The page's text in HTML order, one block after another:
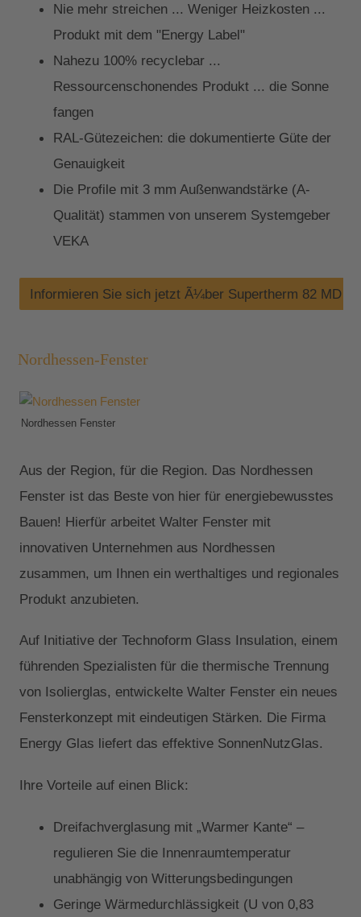
Nie mehr streichen ... Weniger Heizkosten ...
Produkt mit dem "Energy Label"
Nahezu 100% recyclebar ...
Ressourcenschonendes Produkt ... die Sonne
fangen
RAL-Gütezeichen: die dokumentierte Güte der
Genauigkeit
Die Profile mit 3 mm Außenwandstärke (A-
Qualität) stammen von unserem Systemgeber
VEKA
Informieren Sie sich jetzt Ã¼ber Supertherm 82 MD
Nordhessen-Fenster
Nordhessen Fenster
Aus der Region, für die Region. Das Nordhessen
Fenster ist das Beste von hier für energiebewusstes
Bauen! Hierfür arbeitet Walter Fenster mit
innovativen Unternehmen aus Nordhessen
zusammen, um Ihnen ein werthaltiges und regionales
Produkt anzubieten.
Auf Initiative der Technoform Glass Insulation, einem
führenden Spezialisten für die thermische Trennung
von Isolierglas, entwickelte Walter Fenster ein neues
Fensterkonzept mit eindeutigen Stärken. Die Firma
Energy Glas liefert das effektive SonnenNutzGlas.
Ihre Vorteile auf einen Blick:
Dreifachverglasung mit „Warmer Kante“ –
regulieren Sie die Innenraumtemperatur
unabhängig von Witterungsbedingungen
Geringe Wärmedurchlässigkeit (U von 0,83